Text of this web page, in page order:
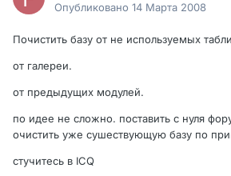
Опубликовано 14 Марта 2008
Почистить базу от не используемых
от галереи.
от предыдущих модулей.
по идее не сложно. поставить с нуля
очистить уже сушествующую базу по
стучитесь в ICQ